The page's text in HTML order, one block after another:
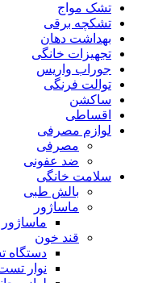
تشک مواج
تشکچه برقی
بهداشت دهان
تجهیزات خانگی
جوراب واریس
توالت فرنگی
ساکشن
اقساطی
لوازم مصرفی
مصرفی
ضد عفونی
سلامت خانگی
بالش طبی
ماساژور
ماساژور
قند خون
دستگاه
نوار